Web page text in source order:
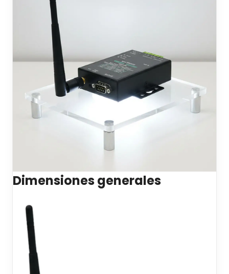
Dimensiones generales